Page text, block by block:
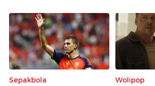
Sepakbola
Wolipop